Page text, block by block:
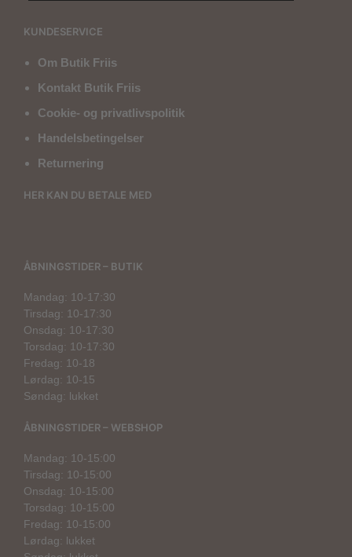
KUNDESERVICE
Om Butik Friis
Kontakt Butik Friis
Cookie- og privatlivspolitik
Handelsbetingelser
Returnering
HER KAN DU BETALE MED
ÅBNINGSTIDER – BUTIK
Mandag: 10-17:30
Tirsdag: 10-17:30
Onsdag: 10-17:30
Torsdag: 10-17:30
Fredag: 10-18
Lørdag: 10-15
Søndag: lukket
ÅBNINGSTIDER – WEBSHOP
Mandag: 10-15:00
Tirsdag: 10-15:00
Onsdag: 10-15:00
Torsdag: 10-15:00
Fredag: 10-15:00
Lørdag: lukket